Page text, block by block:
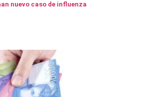
nuevo caso de influenza